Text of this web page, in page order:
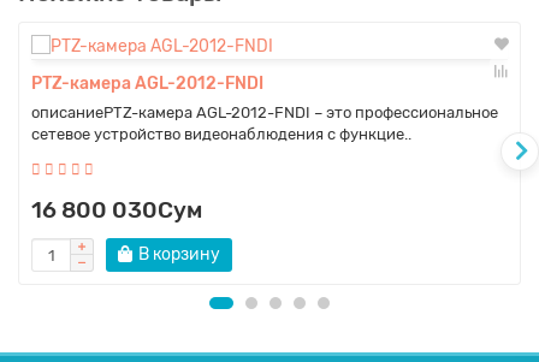
PTZ-камера AGL-2012-FNDI
описаниеPTZ-камера AGL-2012-FNDI – это профессиональное
сетевое устройство видеонаблюдения с функцие..
16 800 030Сум
В корзину